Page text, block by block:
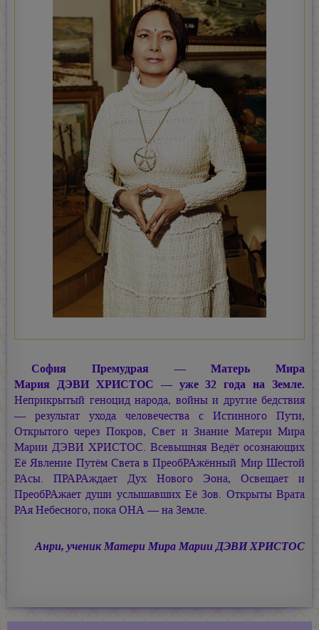
София Премудрая — Матерь Мира
Мария ДЭВИ ХРИСТОС —уже 32 года на Земле.
Неприкрытый геноцид народа, войны и другие бедствия
— результат ухода человечества с Истинного Пути,
Открытого через Покров, Свет и Знание Матери Мира
Марии ДЭВИ ХРИСТОС. Всевышняя Ведёт осознающих
Её Явление Путём Света в ПреобРАжённый Мир Шестой
РАсы. ПРАРАждает Дух Нового Эона, Освещает и
ПреобРАжает души услышавших Её Зов. Открыты Врата
РАя Небесного, пока ОНА — на Земле.
Анри, ученик Матери МираМарии ДЭВИ ХРИСТОС